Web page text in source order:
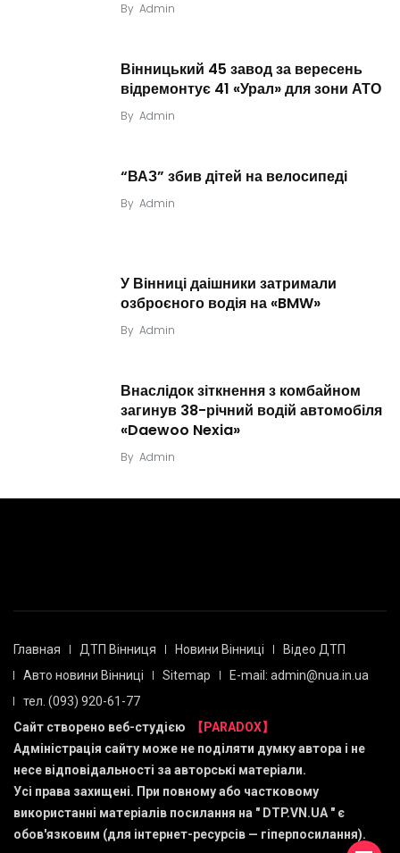
By Admin
Вінницький 45 завод за вересень
відремонтує 41 «Урал» для зони АТО
By Admin
“ВАЗ” збив дітей на велосипеді
By Admin
У Вінниці даішники затримали
озброєного водія на «BMW»
By Admin
Внаслідок зіткнення з комбайном
загинув 38-річний водій автомобіля
«Daewoo Nexia»
By Admin
Главная ДТП Вінниця Новини Вінниці
Відео ДТП
Авто новини Вінниці
Sitemap
E-mail: admin@nua.in.ua
тел. (093) 920-61-77
Сайт створено веб-студією
【PARADOX】
Адміністрація сайту може не поділяти думку автора і не
несе відповідальності за авторські матеріали.
Усі права захищені. При повному або частковому
використанні матеріалів посилання на " DTP.VN.UA " є
обов'язковим (для інтернет-ресурсів — гіперпосилання).